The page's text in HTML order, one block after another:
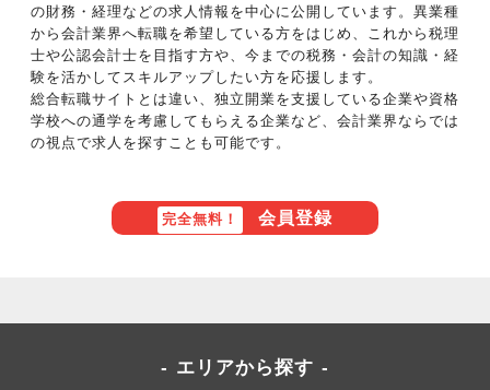
の財務・経理などの求人情報を中心に公開しています。異業種
から会計業界へ転職を希望している方をはじめ、これから税理
士や公認会計士を目指す方や、今までの税務・会計の知識・経
験を活かしてスキルアップしたい方を応援します。
総合転職サイトとは違い、独立開業を支援している企業や資格
学校への通学を考慮してもらえる企業など、会計業界ならでは
の視点で求人を探すことも可能です。
完全無料！ 会員登録
エリアから探す